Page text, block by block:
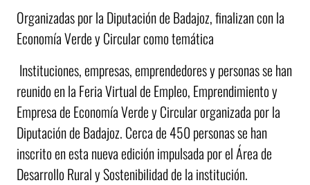
Organizadas por la Diputación de Badajoz, finalizan con la
Economía Verde y Circular como temática
Instituciones, empresas, emprendedores y personas se han
reunido en la Feria Virtual de Empleo, Emprendimiento y
Empresa de Economía Verde y Circular organizada por la
Diputación de Badajoz. Cerca de 450 personas se han
inscrito en esta nueva edición impulsada por el Área de
Desarrollo Rural y Sostenibilidad de la institución.